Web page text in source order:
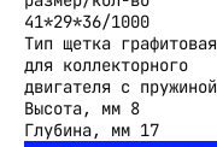
41*29*36/1000
Тип щетка графитовая
для коллекторного
двигателя с пружиной
Высота, мм 8
Глубина, мм 17